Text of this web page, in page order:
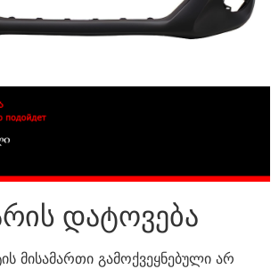
დატოვება
მისამართი გამოქვეყნებული არ